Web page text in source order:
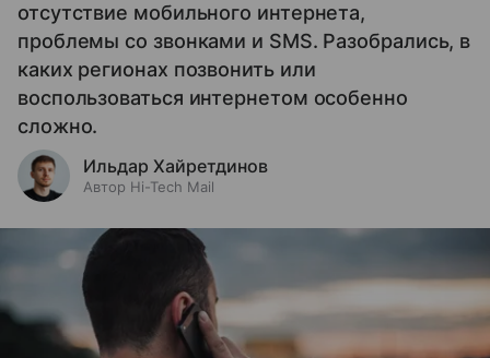
отсутствие мобильного интернета,
проблемы со звонками и SMS. Разобрались, в
каких регионах позвонить или
воспользоваться интернетом особенно
сложно.
Ильдар Хайретдинов
Автор Hi-Tech Mail